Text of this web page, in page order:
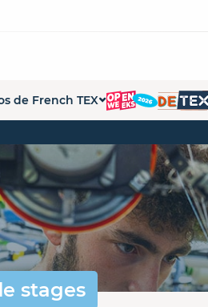
de French TEX
French Tex
Presse
stages